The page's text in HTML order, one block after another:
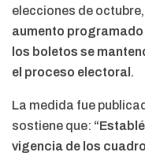
elecciones de
aumento programado
los boletos se
el proceso electoral .
La medida fue
sostiene que:
vigencia de los